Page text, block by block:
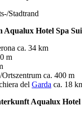
Stadtrand
Aqualux Hotel Spa
ca. 34 km
m
Ortszentrum ca. 400 m
del Garda ca. 18
Aqualux Hotel